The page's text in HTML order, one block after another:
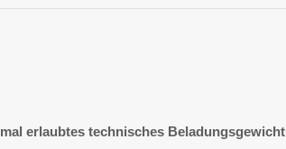
erlaubtes technisches Beladungsgewicht